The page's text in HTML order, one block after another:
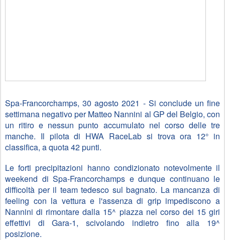
Spa-Francorchamps, 30 agosto 2021 - Si conclude un fine
settimana negativo per Matteo Nannini al GP del Belgio, con
un ritiro e nessun punto accumulato nel corso delle tre
manche. Il pilota di HWA RaceLab si trova ora 12° in
classifica, a quota 42 punti.
Le forti precipitazioni hanno condizionato notevolmente il
weekend di Spa-Francorchamps e dunque continuano le
difficoltà per il team tedesco sul bagnato. La mancanza di
feeling con la vettura e l'assenza di grip impediscono a
Nannini di rimontare dalla 15^ piazza nel corso dei 15 giri
effettivi di Gara-1, scivolando indietro fino alla 19^
posizione.